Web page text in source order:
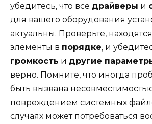
убедитесь, что все драйверы и
для вашего оборудования
актуальны. Проверьте,
элементы в порядке, и
громкость и другие
верно. Помните, что иногда
быть вызвана
повреждением системных
случаях может потребоваться